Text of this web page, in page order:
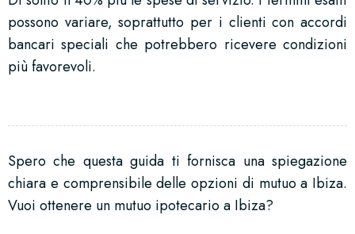
possono variare, soprattutto per i clienti con accordi
bancari speciali che potrebbero ricevere condizioni
più favorevoli.
Spero che questa guida ti fornisca una spiegazione
chiara e comprensibile delle opzioni di mutuo a Ibiza.
Vuoi ottenere un mutuo ipotecario a Ibiza?